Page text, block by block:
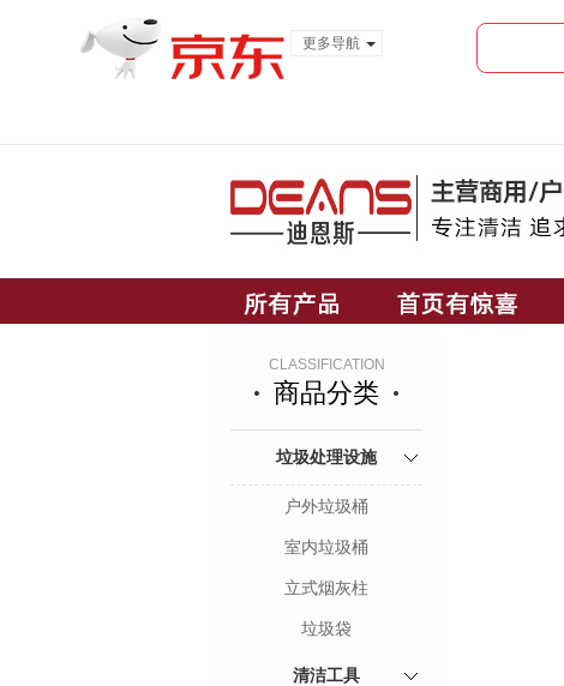
更多导航
CLASSIFICATION
商品分类
垃圾处理设施
户外垃圾桶
室内垃圾桶
立式烟灰柱
垃圾袋
清洁工具